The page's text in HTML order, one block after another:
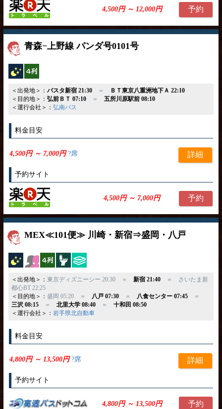
4,500円 ～ 12,000円 予約
青森−上野線 パンダ号0101号
夜行バス
＜出発地＞： バスタ新宿 21:30＝
ＢＴ東京八重洲地下Ａ 22:10
＜目的地＞： 弘前ＢＴ 07:10＝ 五所川原駅前 08:10
＜運行会社＞： 弘南バス
料金目安
4,500円 ～ 7,000円?席 詳細
予約サイト
4,500円 ～ 7,000円 予約
MEX≪101便≫ 川崎・新宿⇒盛岡・八戸
夜行バス女性安心
横4列 トイレ付
＜出発地＞： 東京ディズニーシー 20:30 ＝ 新宿 21:40＝ さいたま新
都心BT 22:25
＜目的地＞： 盛岡 05:20 ＝ 八戸 07:30＝ 八食センター 07:45＝
三沢 08:15＝ 北里大学 08:40＝ 十和田 08:50
＜運行会社＞： 岩手県北自動車
料金目安
4,800円 ～ 13,500円?席 詳細
予約サイト
4,800円 ～ 13,500円 予約